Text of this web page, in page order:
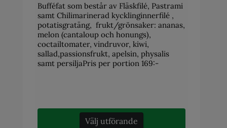
Bufféfat som består av Fläskfilé, Pastrami
samt Chilimarinerad kycklinginnerfilé ,
potatisgratäng, frukt/grönsaker: ananas,
melon (cantaloup och honungs),
coctailtomater, vindruvor, kiwi,
sallad,passionsfrukt, apelsin, physalis
samt persiljaPris per portion 169:-
Välj utförande